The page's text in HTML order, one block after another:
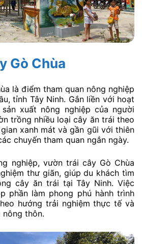
Gò Chùa
là điểm tham quan nông nghiệp
tỉnh Tây Ninh. Gắn liền với hoạt
xuất nông nghiệp của người
trồng nhiều loại cây ăn trái theo
xanh mát và gần gũi với thiên
chuyến tham quan ngắn ngày.
nghiệp, vườn trái cây Gò Chùa
thư giãn, giúp du khách tìm
cây ăn trái tại Tây Ninh. Việc
phần làm phong phú hành trình
hướng trải nghiệm thực tế và
thôn.